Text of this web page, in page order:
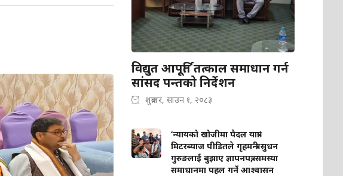
विद्युत आपूर्ति तत्काल समाधान गर्न
सांसद पन्तको निर्देशन
शुक्रबार, साउन १, २०८३
‘न्यायको खोजीमा पैदल यात्रा’
मिटरब्याज पीडितले गृहमन्त्री सुधन
गुरुङलाई बुझाए ज्ञापनपत्र, समस्या
समाधानमा पहल गर्ने आश्वासन